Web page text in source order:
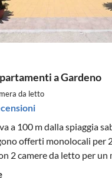
a Gardeno
da letto
a 100 m dalla spiaggia
offerti monolocali per
2 camere da letto per un